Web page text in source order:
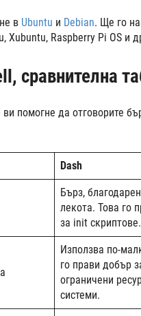
в Ubuntu и Debian. Ще го
Xubuntu, Raspberry Pi OS и
сравнителна
помогне да отговорите
Dash
Бърз,
лекота. Това го
за init скриптове.
Използва по-
го прави добър
ограничени
системи.